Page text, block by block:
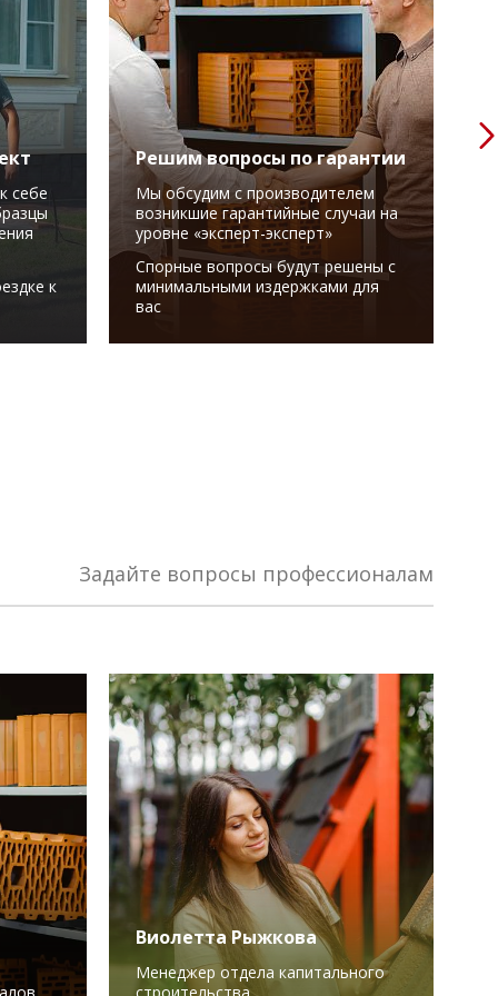
себе
к
Решим вопросы по гарантии
Мы обсудим с производителем
возникшие гарантийные случаи на
уровне «эксперт-эксперт»
Спорные вопросы будут решены с
минимальными издержками для
вас
Задайте вопросы профессионалам
Виолетта Рыжкова
Менеджер отдела капитального